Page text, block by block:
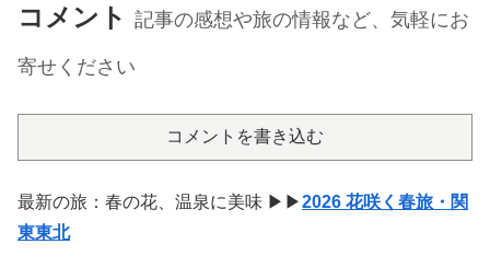
コメント 記事の感想や旅の情報など、気軽にお
寄せください
コメントを書き込む
最新の旅：春の花、温泉に美味 ▶▶2026 花咲く春旅・関
東東北